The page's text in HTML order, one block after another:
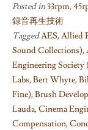
Posted in33rpm,
録音再生技術
TaggedAES,Allied
Sound Collections),
Engineering Society
Labs,Bert Whyte,
Fine),Brush
Lauda,Cinema
Compensation,